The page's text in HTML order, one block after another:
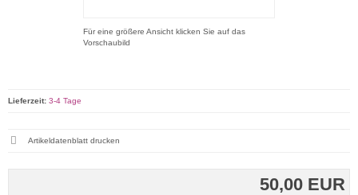
Für eine größere Ansicht klicken Sie auf das
Vorschaubild
50,00 EUR
Lieferzeit: 3-4 Tage
Artikeldatenblatt drucken